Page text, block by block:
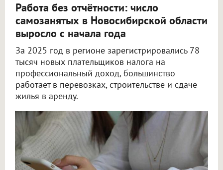
Работа без отчётности: число
самозанятых в Новосибирской области
выросло с начала года
За 2025 год в регионе зарегистрировались 78
тысяч новых плательщиков налога на
профессиональный доход, большинство
работает в перевозках, строительстве и сдаче
жилья в аренду.